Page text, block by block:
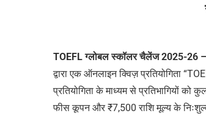
TOEFL ग्लोबल स्कॉलर चैलेंज 2025-26
द्वारा एक ऑनलाइन क्विज़ प्रतियोगिता
प्रतियोगिता के माध्यम से प्रतिभागियों को
फीस कूपन और ₹7,500 राशि मूल्य के